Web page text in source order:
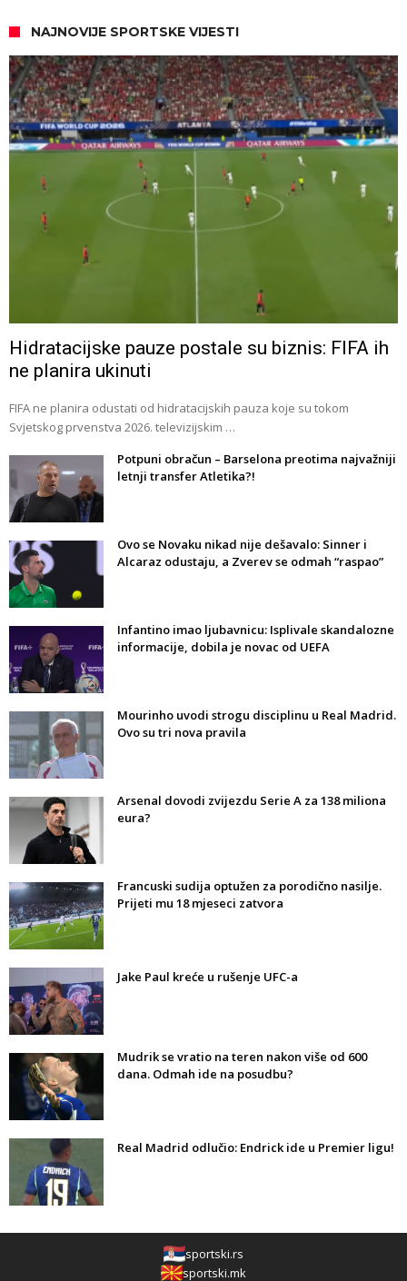
NAJNOVIJE SPORTSKE VIJESTI
Hidratacijske pauze postale su biznis: FIFA ih
ne planira ukinuti
FIFA ne planira odustati od hidratacijskih pauza koje su tokom
Svjetskog prvenstva 2026. televizijskim …
Potpuni obračun – Barselona preotima najvažniji
letnji transfer Atletika?!
Ovo se Novaku nikad nije dešavalo: Sinner i
Alcaraz odustaju, a Zverev se odmah “raspao”
Infantino imao ljubavnicu: Isplivale skandalozne
informacije, dobila je novac od UEFA
Mourinho uvodi strogu disciplinu u Real Madrid.
Ovo su tri nova pravila
Arsenal dovodi zvijezdu Serie A za 138 miliona
eura?
Francuski sudija optužen za porodično nasilje.
Prijeti mu 18 mjeseci zatvora
Jake Paul kreće u rušenje UFC-a
Mudrik se vratio na teren nakon više od 600
dana. Odmah ide na posudbu?
Real Madrid odlučio: Endrick ide u Premier ligu!
sportski.rs
sportski.mk